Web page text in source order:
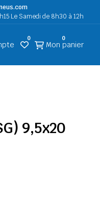
Le Samedi de 8h30 à 12h
0
Mon panier
0
9,5x20